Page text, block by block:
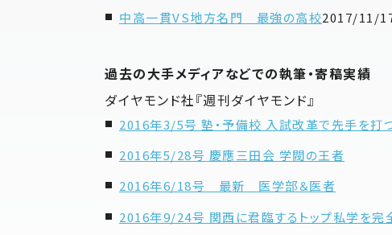
中高一貫VS地方名門 最強の高校2017/11/
過去の大手メディアなどでの執筆・寄稿実績
ダイヤモンド社『週刊ダイヤモンド』
2016年3/5号 塾・予備校 入試改革で先手を打つ
2016年5/28号 慶應三田会 学閥の王者
2016年6/18号 最新 医学部＆医者
2016年9/24号 関西に君臨するトップ私学を完